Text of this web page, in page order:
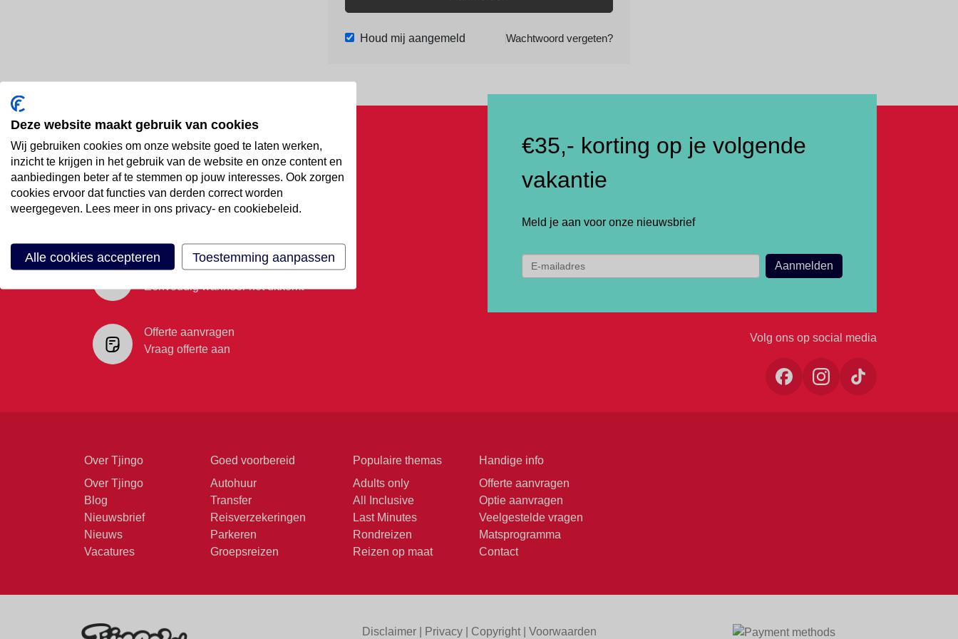
Houd mij aangemeld Wachtwoord vergeten?
Bel ons
088 66 55 999
Mail ons
Maak een afspraak
Eenvoudig wanneer het uitkomt
Offerte aanvragen
Vraag offerte aan
€35,- korting op je volgende
vakantie
Meld je aan voor onze nieuwsbrief
Volg ons op social media
Over Tjingo
Over Tjingo
Blog
Nieuwsbrief
Nieuws
Vacatures
Goed voorbereid
Autohuur
Transfer
Reisverzekeringen
Parkeren
Groepsreizen
Populaire themas
Adults only
All Inclusive
Last Minutes
Rondreizen
Reizen op maat
Handige info
Offerte aanvragen
Optie aanvragen
Veelgestelde vragen
Matsprogramma
Contact
Disclaimer| Privacy| Copyright| Voorwaarden
Deze website maakt gebruik van cookies
Wij gebruiken cookies om onze website goed te laten werken,
inzicht te krijgen in het gebruik van de website en onze content en
aanbiedingen beter af te stemmen op jouw interesses. Ook zorgen
cookies ervoor dat functies van derden correct worden
weergegeven. Lees meer in ons privacy- en cookiebeleid.
Alle cookies accepteren Toestemming aanpassen